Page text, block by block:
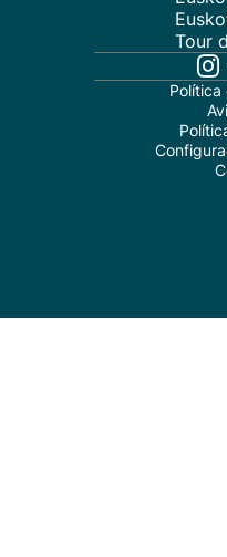
Tour
Política